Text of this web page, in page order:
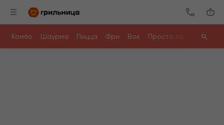
Комбо Шаурма Пицца Фри Вок Просто поесть